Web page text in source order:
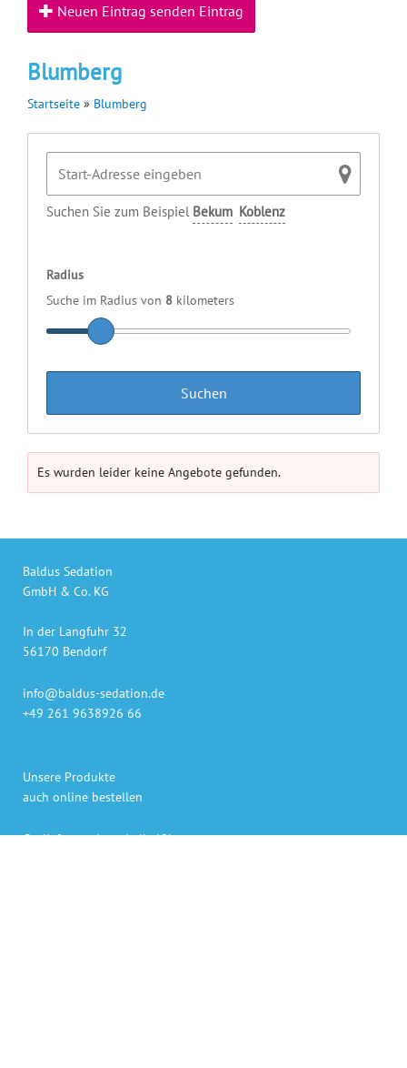
Neuen Eintrag senden Eintrag
Blumberg
Startseite » Blumberg
Suchen Sie zum Beispiel Bekum Koblenz
Radius
Suche im Radius von 8 kilometers
Es wurden leider keine Angebote gefunden.
Baldus Sedation
GmbH & Co. KG
In der Langfuhr 32
56170 Bendorf
info@baldus-sedation.de
+49 261 9638926 66
Unsere Produkte
auch online bestellen
Gaslieferung innerhalb 48h